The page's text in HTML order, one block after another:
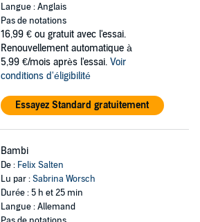
Langue : Anglais
Pas de notations
16,99 € ou gratuit avec l'essai.
Renouvellement automatique à
5,99 €/mois après l'essai. Voir
conditions d'éligibilité
Essayez Standard gratuitement
Bambi
De : Felix Salten
Lu par :Sabrina Worsch
Durée : 5 h et 25 min
Langue : Allemand